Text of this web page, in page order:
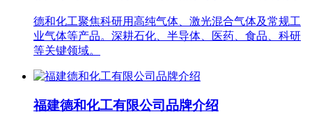
德和化工聚焦科研用高纯气体、激光混合气体及常规工
业气体等产品。深耕石化、半导体、医药、食品、科研
等关键领域。
福建德和化工有限公司品牌介绍